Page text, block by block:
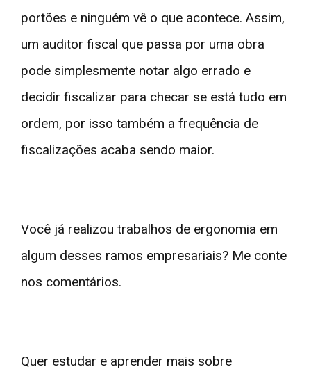
portões e ninguém vê o que acontece. Assim,
um auditor fiscal que passa por uma obra
pode simplesmente notar algo errado e
decidir fiscalizar para checar se está tudo em
ordem, por isso também a frequência de
fiscalizações acaba sendo maior.
Você já realizou trabalhos de ergonomia em
algum desses ramos empresariais? Me conte
nos comentários.
Quer estudar e aprender mais sobre